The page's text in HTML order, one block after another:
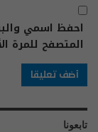
احفظ اسمي
المتصفح للمرة
تابعونا